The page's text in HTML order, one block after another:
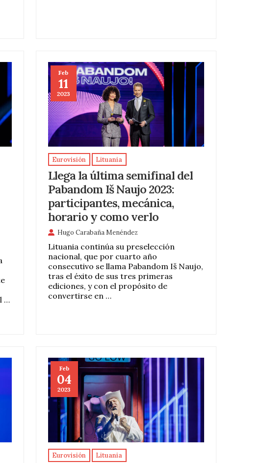
…
Feb
11
2023
Eurovisión Lituania
Llega la última semifinal del
Pabandom Iš Naujo 2023:
participantes, mecánica,
horario y como verlo
Hugo Carabaña Menéndez
Lituania continúa su preselección
nacional, que por cuarto año
consecutivo se llama Pabandom Iš Naujo,
tras el éxito de sus tres primeras
ediciones, y con el propósito de
convertirse en …
Feb
04
2023
Eurovisión Lituania